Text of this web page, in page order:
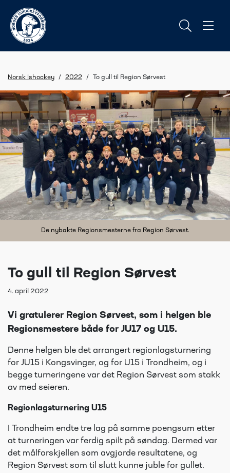
Norsk Ishockey / 2022 / To gull til Region Sørvest
De nybakte Regionsmesterne fra Region Sørvest.
To gull til Region Sørvest
4. april 2022
Vi gratulerer Region Sørvest, som i helgen ble
Regionsmestere både for JU17 og U15.
Denne helgen ble det arrangert regionlagsturnering
for JU15 i Kongsvinger, og for U15 i Trondheim, og i
begge turneringene var det Region Sørvest som stakk
av med seieren.
Regionlagsturnering U15
I Trondheim endte tre lag på samme poengsum etter
at turneringen var ferdig spilt på søndag. Dermed var
det målforskjellen som avgjorde resultatene, og
Region Sørvest som til slutt kunne juble for gullet.